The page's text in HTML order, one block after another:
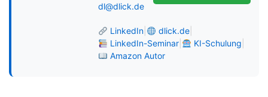
dl@dlick.de
LinkedIn| dlick.de|
LinkedIn-Seminar| KI-Schulung
Amazon Autor